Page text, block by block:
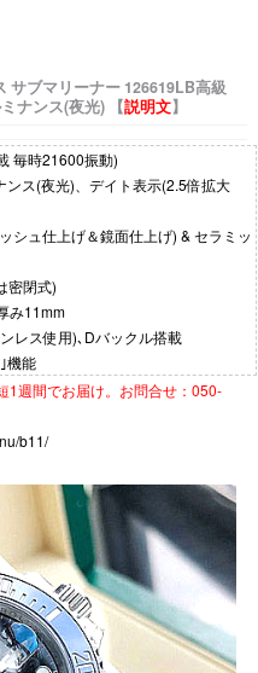
サブマリーナー 126619LB高級
ナンス(夜光) 【説明文】
毎時21600振動)
ス(夜光)、デイト表示(2.5倍拡大
ュ仕上げ＆鏡面仕上げ) & セラミッ
密閉式)
み11mm
レス使用)､Dバックル搭載
機能
1週間でお届け。お問合せ：050-
b11/